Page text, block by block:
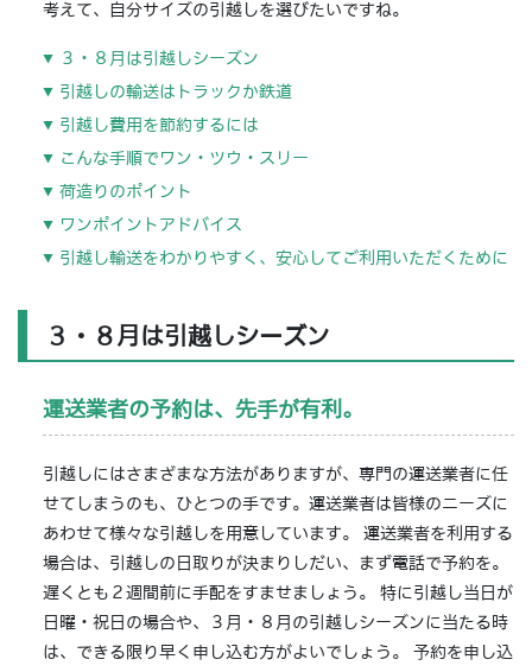
考えて、自分サイズの引越しを選びたいですね。
３・８月は引越しシーズン
引越しの輸送はトラックか鉄道
引越し費用を節約するには
こんな手順でワン・ツウ・スリー
荷造りのポイント
ワンポイントアドバイス
引越し輸送をわかりやすく、安心してご利用いただくために
３・８月は引越しシーズン
運送業者の予約は、先手が有利。
引越しにはさまざまな方法がありますが、専門の運送業者に任
せてしまうのも、ひとつの手です。運送業者は皆様のニーズに
あわせて様々な引越しを用意しています。 運送業者を利用する
場合は、引越しの日取りが決まりしだい、まず電話で予約を。
遅くとも２週間前に手配をすませましょう。 特に引越し当日が
日曜・祝日の場合や、３月・８月の引越しシーズンに当たる時
は、できる限り早く申し込む方がよいでしょう。 予約を申し込